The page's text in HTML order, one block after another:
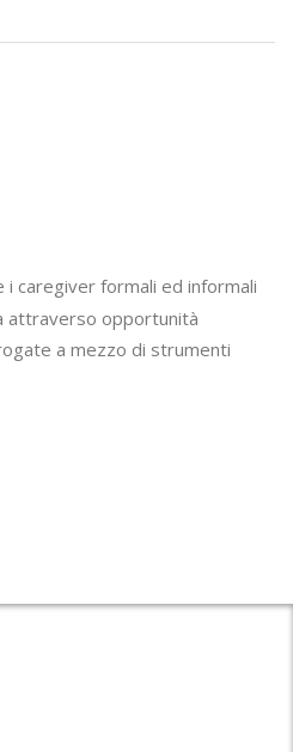
i caregiver formali ed informali
attraverso opportunità
a mezzo di strumenti